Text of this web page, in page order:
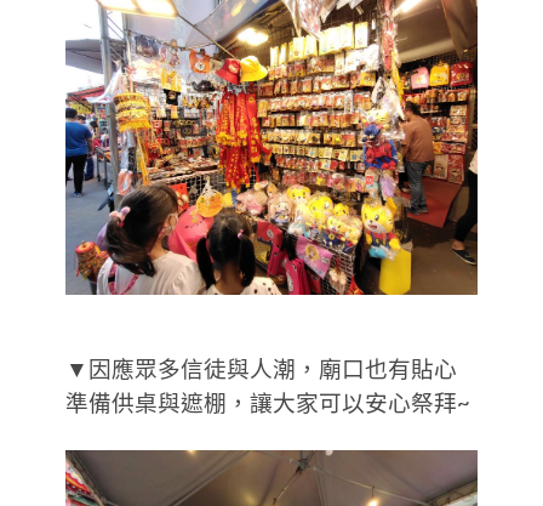
▼因應眾多信徒與人潮，廟口也有貼心
準備供桌與遮棚，讓大家可以安心祭拜~